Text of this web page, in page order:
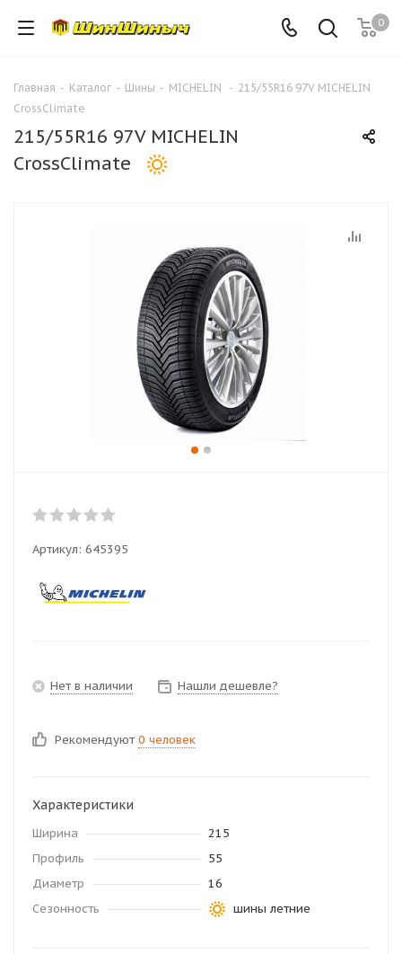
0
Главная - Каталог - Шины - MICHELIN - 215/55R16 97V MICHELIN
CrossClimate
215/55R16 97V MICHELIN
CrossClimate
Артикул: 645395
Нет в наличии Нашли дешевле?
Рекомендуют 0 человек
Характеристики
Ширина
215
Профиль
55
Диаметр
16
Сезонность
шины летние